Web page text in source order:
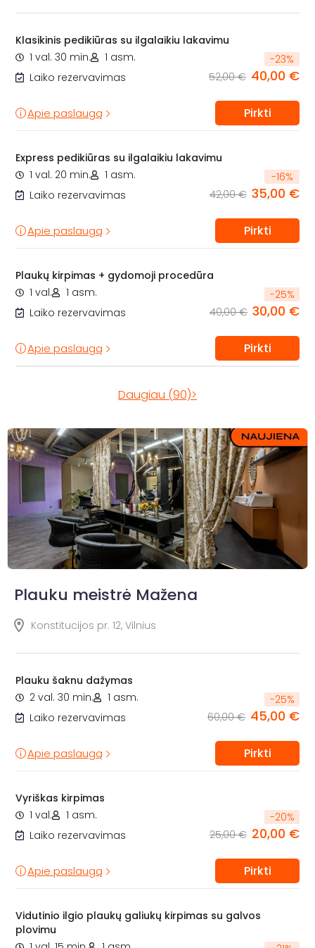
Klasikinis pedikiūras su ilgalaikiu lakavimu
1 val. 30 min.
1 asm.
Laiko rezervavimas
-23%
52,00 € 40,00 €
Apie paslaugą Pirkti
Express pedikiūras su ilgalaikiu lakavimu
1 val. 20 min.
1 asm.
Laiko rezervavimas
-16%
42,00 € 35,00 €
Apie paslaugą Pirkti
Plaukų kirpimas + gydomoji procedūra
1 val.
1 asm.
Laiko rezervavimas
-25%
40,00 € 30,00 €
Apie paslaugą Pirkti
Daugiau (90)>
Plauku meistrė Mažena
Konstitucijos pr. 12, Vilnius
Plauku šaknu dažymas
2 val. 30 min.
1 asm.
Laiko rezervavimas
-25%
60,00 € 45,00 €
Apie paslaugą Pirkti
Vyriškas kirpimas
1 val.
1 asm.
Laiko rezervavimas
-20%
25,00 € 20,00 €
Apie paslaugą Pirkti
Vidutinio ilgio plaukų galiukų kirpimas su galvos
plovimu